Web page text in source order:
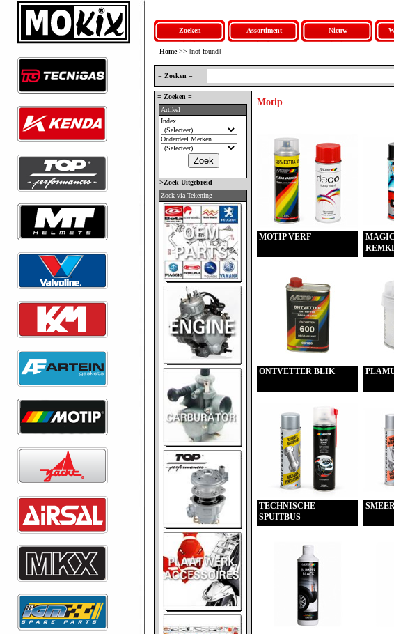
Zoeken Assortiment Nieuw
Home>> [not found]
= Zoeken =
= Zoeken =
Artikel
Index
Onderdeel Merken
>Zoek Uitgebreid
Zoek via Tekening
Motip
MOTIP VERF
ONTVETTER BLIK
TECHNISCHE
SPUITBUS